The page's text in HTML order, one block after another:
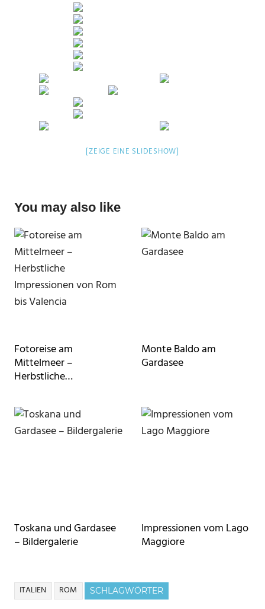
[ZEIGE EINE SLIDESHOW]
You may also like
Fotoreise am
Mittelmeer –
Herbstliche
bis Valencia
Monte Baldo am
Gardasee
Toskana und Gardasee
– Bildergalerie
Impressionen vom Lago
Maggiore
SCHLAGWÖRTER
ITALIEN ROM